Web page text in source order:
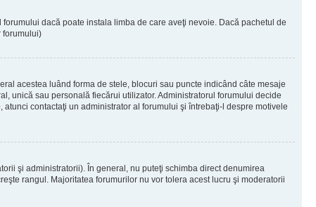
dacă poate instala limba de care aveţi nevoie. Dacă pachetul de
forumului)
acestea luând forma de stele, blocuri sau puncte indicând câte mesaje
unică sau personală fiecărui utilizator. Administratorul forumului decide
contactaţi un administrator al forumului şi întrebaţi-l despre motivele
şi administratorii). În general, nu puteţi schimba direct denumirea
rangul. Majoritatea forumurilor nu vor tolera acest lucru şi moderatorii